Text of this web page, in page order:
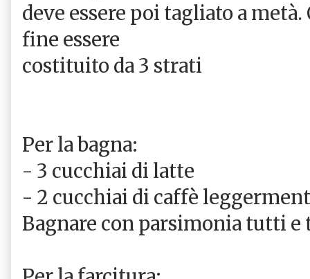
deve essere poi tagliato a
fine essere
costituito da 3 strati
Per la bagna:
- 3 cucchiai di latte
- 2 cucchiai di caffè
Bagnare con parsimonia tutti